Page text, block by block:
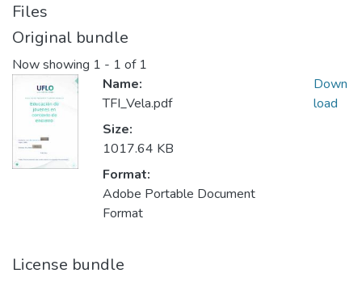
Files
Original bundle
Now showing 1 - 1 of 1
Name:
TFI_Vela.pdf
Size:
1017.64 KB
Format:
Adobe Portable Document
Format
Down
load
License bundle